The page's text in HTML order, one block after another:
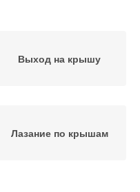
Выход на крышу
Лазание по крышам